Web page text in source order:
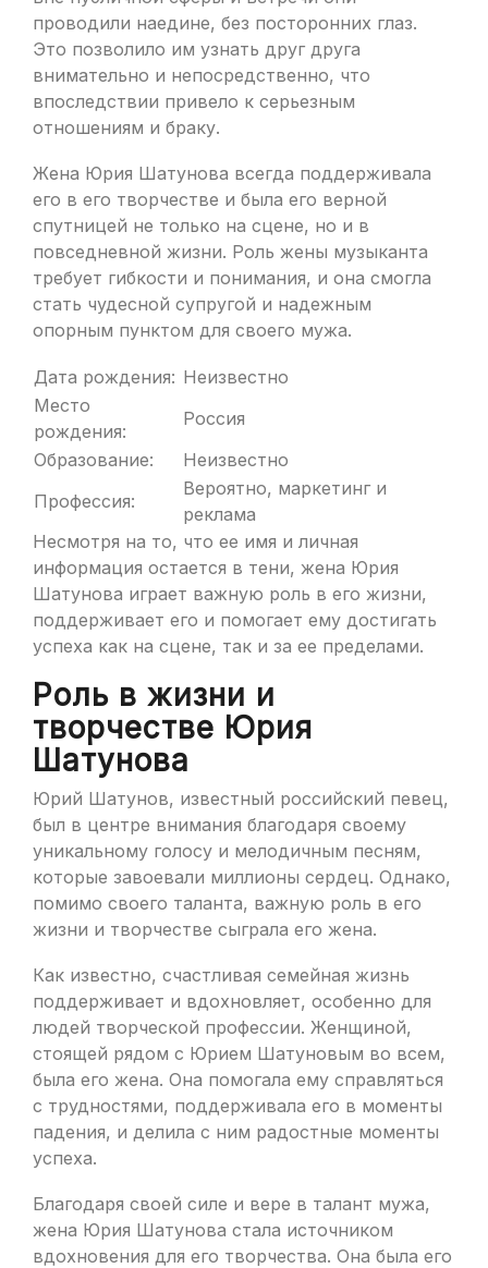
проводили наедине, без посторонних глаз.
Это позволило им узнать друг друга
внимательно и непосредственно, что
впоследствии привело к серьезным
отношениям и браку.
Жена Юрия Шатунова всегда поддерживала
его в его творчестве и была его верной
спутницей не только на сцене, но и в
повседневной жизни. Роль жены музыканта
требует гибкости и понимания, и она смогла
стать чудесной супругой и надежным
опорным пунктом для своего мужа.
Дата рождения: Неизвестно
Место
рождения:
Россия
Образование:
Неизвестно
Профессия:
Вероятно, маркетинг и
реклама
Несмотря на то, что ее имя и личная
информация остается в тени, жена Юрия
Шатунова играет важную роль в его жизни,
поддерживает его и помогает ему достигать
успеха как на сцене, так и за ее пределами.
Роль в жизни и
творчестве Юрия
Шатунова
Юрий Шатунов, известный российский певец,
был в центре внимания благодаря своему
уникальному голосу и мелодичным песням,
которые завоевали миллионы сердец. Однако,
помимо своего таланта, важную роль в его
жизни и творчестве сыграла его жена.
Как известно, счастливая семейная жизнь
поддерживает и вдохновляет, особенно для
людей творческой профессии. Женщиной,
стоящей рядом с Юрием Шатуновым во всем,
была его жена. Она помогала ему справляться
с трудностями, поддерживала его в моменты
падения, и делила с ним радостные моменты
успеха.
Благодаря своей силе и вере в талант мужа,
жена Юрия Шатунова стала источником
вдохновения для его творчества. Она была его